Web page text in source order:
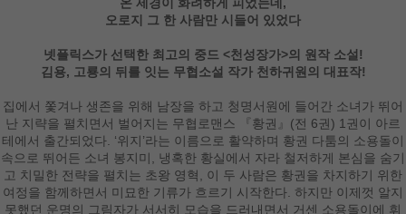
오로지 그 한 사람만 시들어 있었다
넷플릭스가 선택한 최고의 중드 <천성장가>의 원작 소설!
김용, 고룡의 뒤를 잇는 무협소설 작가 천하귀원의 대표작!
집에서 쫓겨나 생존을 위해 남장을 하고 청명서원에 들어간 소녀가 뛰어
난 지략을 펼치면서 벌어지는 무협로맨스 『황권』(전 6권) 1권이 아르
테에서 출간되었다. ‘위지’라는 이름으로 활약하며 황권 다툼의 소용돌이
속으로 뛰어든 소녀 봉지미, 냉혹한 황실에서 자라 철저하게 본심을 숨기
고 치밀한 전략을 펼치는 초왕 영혁, 이 두 사람은 황권을 차지하기 위한
여정을 함께하면서 미묘한 기류가 흐르기 시작한다. 하지만 이제껏 알지
못했던 운명의 그림자가 서서히 모습을 드러내면서 거센 소용돌이에 휘